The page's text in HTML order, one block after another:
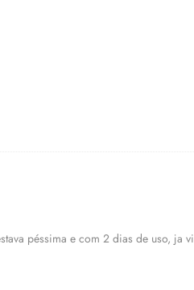
péssima e com 2 dias de uso, ja vi